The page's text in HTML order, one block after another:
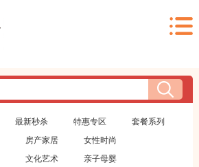
最新秒杀 特惠专区
套餐系列
房产家居
女性时尚
文化艺术
亲子母婴